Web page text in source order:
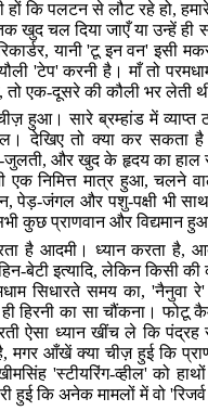
हों कि पलटन से लौट रहे हो,
खुद चल दिया जाएँ या उन्हें ही
,यानी'टू इन वन'इसी
'टेप'करनी है। माँ तो
,तो एक-दूसरे की कौली भर लेती
हुआ। सारे ब्रम्हांड में
देखिए तो क्या कर सकता
जुलती, और खुद के हृदय का हाल
एक निमित्त मात्र हुआ,चलने
,पेड़-जंगल और पशु-पक्षी भी
कुछ प्राणवान और
है आदमी। ध्यान करता है,
बेटी इत्यादि,लेकिन किसी की
सिधारते समय का, 'नैनुवा रे
हिरनी का सा चौंकना।
ऐसा ध्यान खींच ले कि पंद्रह
,मगर आँखें क्या चीज़ हुई कि
'स्टीयरिंग-व्हील'को
हुई कि अनेक मामलों में वो '